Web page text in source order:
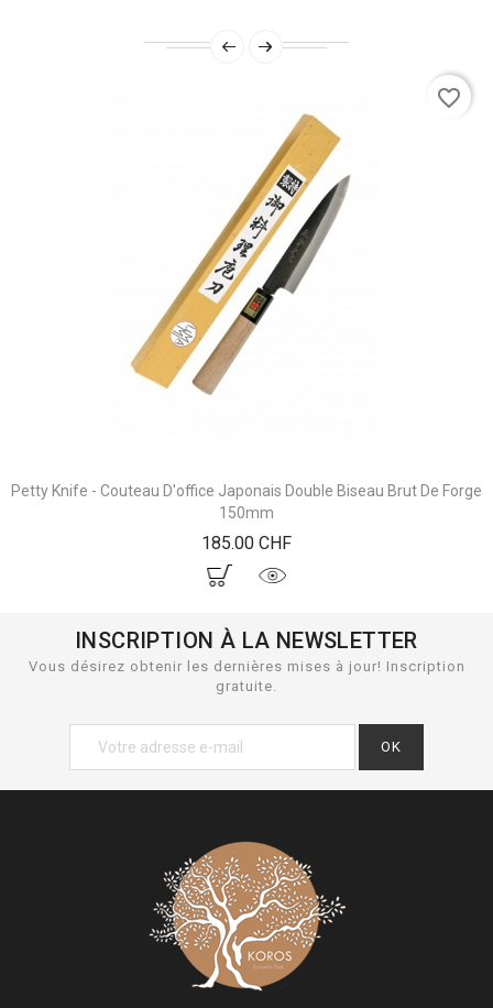
Petty Knife - Couteau D'office Japonais Double Biseau Brut De Forge
150mm
185.00 CHFPrix
favorite_border
INSCRIPTION À LA NEWSLETTER
Vous désirez obtenir les dernières mises à jour! Inscription
gratuite.